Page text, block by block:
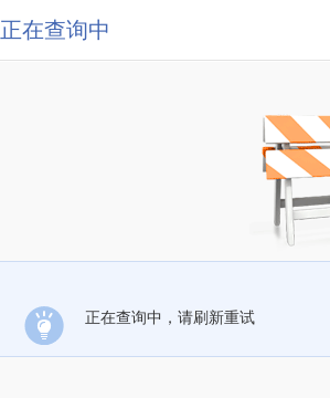
正在查询中
正在查询中，请刷新重试